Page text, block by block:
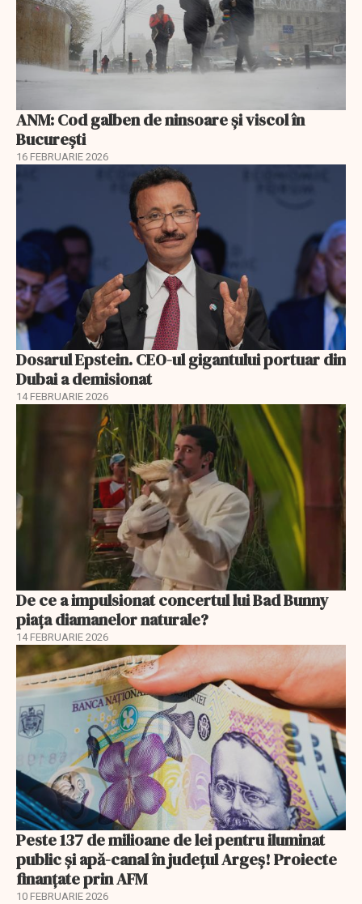
ANM: Cod galben de ninsoare și viscol în
București
16 FEBRUARIE 2026
Dosarul Epstein. CEO-ul gigantului portuar din
Dubai a demisionat
14 FEBRUARIE 2026
De ce a impulsionat concertul lui Bad Bunny
piața diamanelor naturale?
14 FEBRUARIE 2026
Peste 137 de milioane de lei pentru iluminat
public și apă-canal în județul Argeș! Proiecte
finanțate prin AFM
10 FEBRUARIE 2026